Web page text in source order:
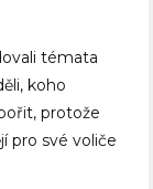
témata
koho
protože
pro své voliče